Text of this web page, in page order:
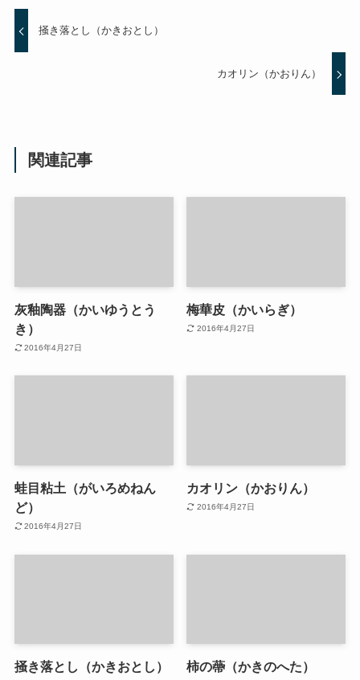
掻き落とし（かきおとし）
カオリン（かおりん）
関連記事
灰釉陶器（かいゆうとう
き）
2016年4月27日
梅華皮（かいらぎ）
2016年4月27日
蛙目粘土（がいろめねん
ど）
2016年4月27日
カオリン（かおりん）
2016年4月27日
掻き落とし（かきおとし） 柿の蔕（かきのへた）